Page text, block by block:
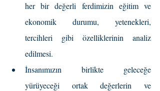
her bir değerli ferdimizin eğitim ve
ekonomik durumu, yetenekleri,
tercihleri gibi özelliklerinin analiz
edilmesi.
İnsanımızın birlikte geleceğe
yürüyeceği ortak değerlerin ve